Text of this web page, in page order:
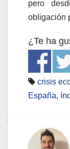
pero
obligación
¿Te ha
crisis
España,